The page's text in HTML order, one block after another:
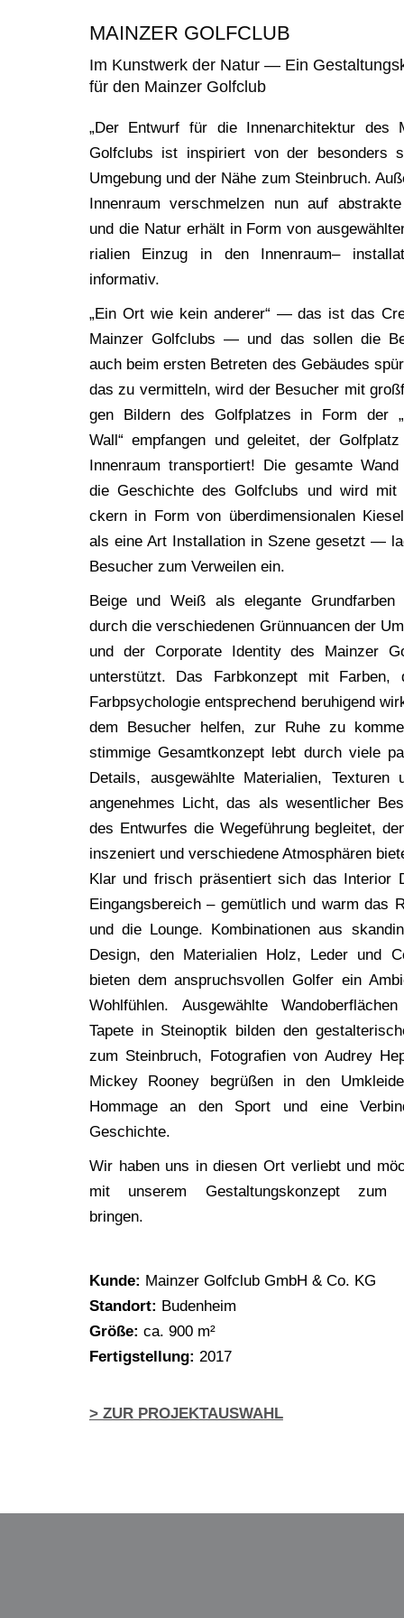
MAINZER GOLFCLUB
Im Kunstwerk der Natur — Ein
für den Mainzer Golfclub
„Der Ent­wurf für die Innen­ar­chi­tek­tur des
Golf­clubs ist inspi­riert von der beson­ders
Umge­bung und der Nähe zum Stein­bruch.
Innen­raum ver­schmel­zen nun auf
und die Natur erhält in Form von
ria­li­en Ein­zug in den Innen­raum–
informativ.
„Ein Ort wie kein ande­rer“ — das ist das
Main­zer Golf­clubs — und das sol­len die
auch beim ers­ten Betre­ten des Gebäu­des
das zu ver­mit­teln, wird der Besu­cher mit
gen Bil­dern des Golf­plat­zes in Form der
Wall“ emp­fan­gen und gelei­tet, der
Innen­raum trans­por­tiert! Die gesam­te
die Geschich­te des Golf­clubs und wird
ckern in Form von über­di­men­sio­na­len
als eine Art Instal­la­ti­on in Sze­ne gesetzt —
Besu­cher zum Ver­wei­len ein.
Beige und Weiß als ele­gan­te Grund­far­ben
durch die ver­schie­de­nen Grün­nu­an­cen der
und der Cor­po­ra­te Iden­ti­ty des Main­zer
unter­stützt. Das Farb­kon­zept mit Far­ben,
Farb­psy­cho­lo­gie ent­spre­chend beru­hi­gend
dem Besu­cher hel­fen, zur Ruhe zu
stim­mi­ge Gesamt­kon­zept lebt durch vie­le
Details, aus­ge­wähl­te Mate­ria­li­en, Tex­tu­ren
ange­neh­mes Licht, das als wesent­li­cher
des Ent­wur­fes die Wege­füh­rung beglei­tet,
insze­niert und ver­schie­de­ne Atmo­sphä­ren
Klar und frisch prä­sen­tiert sich das Inte­ri­or
Ein­gangs­be­reich – gemüt­lich und warm das
und die Lounge. Kom­bi­na­tio­nen aus
Design, den Mate­ria­li­en Holz, Leder und
bie­ten dem anspruchs­vol­len Gol­fer ein
Wohl­füh­len. Aus­ge­wähl­te
Tape­te in Stein­op­tik bil­den den
zum Stein­bruch, Foto­gra­fien von Audrey
Mickey Roo­ney begrü­ßen in den
Hom­mage an den Sport und eine
Geschichte.
Wir haben uns in die­sen Ort ver­liebt und
mit unse­rem Gestal­tungs­kon­zept zum
bringen.
Kun­de: Main­zer Golf­club GmbH & Co. KG
Stand­ort: Budenheim
Grö­ße: ca. 900 m²
Fer­tig­stel­lung: 2017
> ZUR PROJEKTAUSWAHL